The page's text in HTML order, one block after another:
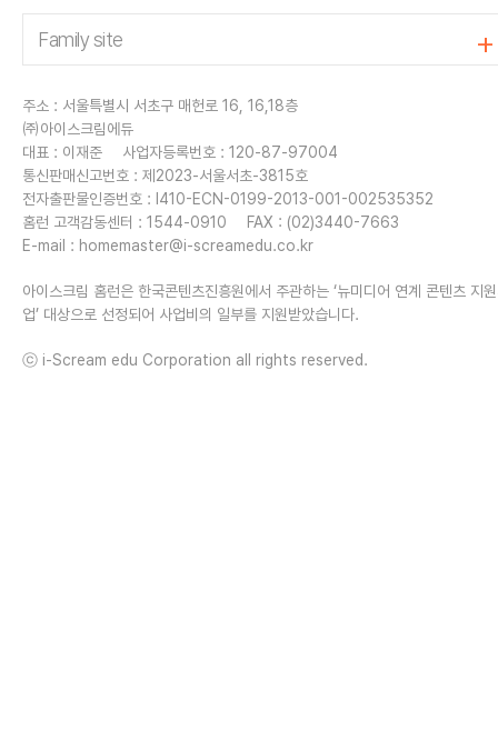
주소 : 서울특별시 서초구 매헌로 16, 16,18층
㈜아이스크림에듀
대표 : 이재준
사업자등록번호 : 120-87-97004
통신판매신고번호 : 제2023-서울서초-3815호
전자출판물인증번호 : I410-ECN-0199-2013-001-002535352
홈런 고객감동센터 : 1544-0910
FAX : (02)3440-7663
E-mail : homemaster@i-screamedu.co.kr
아이스크림 홈런은 한국콘텐츠진흥원에서 주관하는 ‘뉴미디어 연계 콘텐츠 지
업’ 대상으로 선정되어 사업비의 일부를 지원받았습니다.
ⓒ i-Scream edu Corporation all rights reserved.